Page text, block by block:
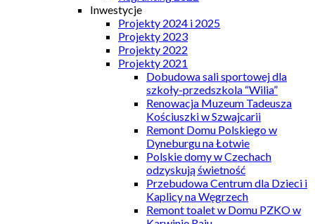
Inwestycje
Projekty 2024 i 2025
Projekty 2023
Projekty 2022
Projekty 2021
Dobudowa sali sportowej dla
szkoły-przedszkola “Wilia”
Renowacja Muzeum Tadeusza
Kościuszki w Szwajcarii
Remont Domu Polskiego w
Dyneburgu na Łotwie
Polskie domy w Czechach
odzyskują świetność
Przebudowa Centrum dla Dzieci i
Kaplicy na Węgrzech
Remont toalet w Domu PZKO w